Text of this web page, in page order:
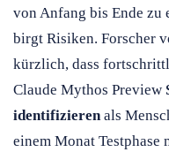
von Anfang bis Ende zu
birgt Risiken. Forscher
kürzlich, dass
Claude Mythos Preview
identifizieren als
einem Monat Testphase